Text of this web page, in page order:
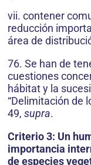
vii. contener
reducción
área de
76. Se han de
cuestiones
hábitat y la
“Delimitación de
49, supra.
Criterio 3: Un
importancia
de especies